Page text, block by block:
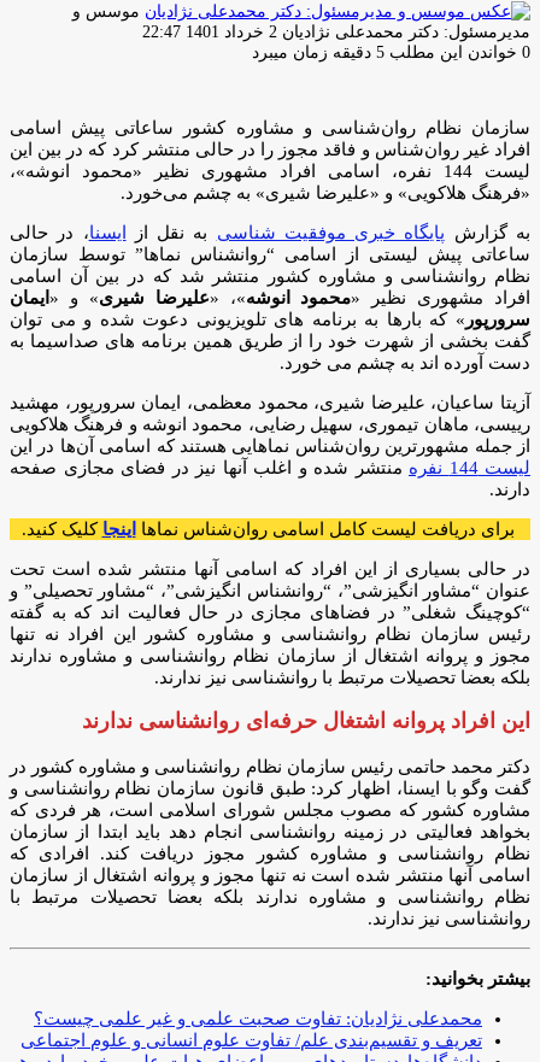
موسس و
مدیرمسئول: دکتر محمدعلی نژادیان ارسال
ایمیل
2 خرداد 1401 22:47
0 خواندن این مطلب 5 دقیقه زمان میبرد
سازمان نظام روان‌شناسی و مشاوره کشور ساعاتی پیش اسامی
افراد غیر روان‌شناس و فاقد مجوز را در حالی منتشر کرد که در بین این
لیست 144 نفره، اسامی افراد مشهوری نظیر «محمود انوشه»،
«فرهنگ هلاکویی» و «علیرضا شیری» به چشم می‌خورد.
به گزارش پایگاه خبری موفقیت شناسی به نقل از ایسنا، در حالی
ساعاتی پیش لیستی از اسامی “روانشناس نماها” توسط سازمان
نظام روانشناسی و مشاوره کشور منتشر شد که در بین آن اسامی
افراد مشهوری نظیر «محمود انوشه»، «علیرضا شیری» و « ایمان
سرورپور » که بارها به برنامه های تلویزیونی دعوت شده و می توان
گفت بخشی از شهرت خود را از طریق همین برنامه های صداسیما به
دست آورده اند به چشم می خورد.
آزیتا ساعیان، علیرضا شیری، محمود معظمی، ایمان سرورپور، مهشید
رییسی، ماهان تیموری، سهیل رضایی، محمود انوشه و فرهنگ هلاکویی
از جمله مشهورترین روان‌شناس نماهایی هستند که اسامی آن‌ها در این
لیست 144 نفره
منتشر شده و اغلب آنها نیز در فضای مجازی صفحه
دارند.
برای دریافت لیست کامل اسامی روان‌شناس نماها اینجا کلیک کنید.
در حالی بسیاری از این افراد که اسامی آنها منتشر شده است تحت
عنوان “مشاور انگیزشی”، “روانشناس انگیزشی”، “مشاور تحصیلی” و
“کوچینگ شغلی” در فضاهای مجازی در حال فعالیت اند که به گفته
رئیس سازمان نظام روانشناسی و مشاوره کشور این افراد نه تنها
مجوز و پروانه اشتغال از سازمان نظام روانشناسی و مشاوره ندارند
بلکه بعضا تحصیلات مرتبط با روانشناسی نیز ندارند.
این افراد پروانه اشتغال حرفه‌ای روانشناسی ندارند
دکتر محمد حاتمی رئیس سازمان نظام روانشناسی و مشاوره کشور در
گفت وگو با ایسنا، اظهار کرد: طبق قانون سازمان نظام روانشناسی و
مشاوره کشور که مصوب مجلس شورای اسلامی است، هر فردی که
بخواهد فعالیتی در زمینه روانشناسی انجام دهد باید ابتدا از سازمان
نظام روانشناسی و مشاوره کشور مجوز دریافت کند. افرادی که
اسامی آنها منتشر شده است نه تنها مجوز و پروانه اشتغال از سازمان
نظام روانشناسی و مشاوره ندارند بلکه بعضا تحصیلات مرتبط با
روانشناسی نیز ندارند.
بیشتر بخوانید:
محمدعلی نژادیان: تفاوت صحبت علمی و غیر علمی چیست؟
تعریف و تقسیم‌بندی علم/ تفاوت علوم انسانی و علوم اجتماعی